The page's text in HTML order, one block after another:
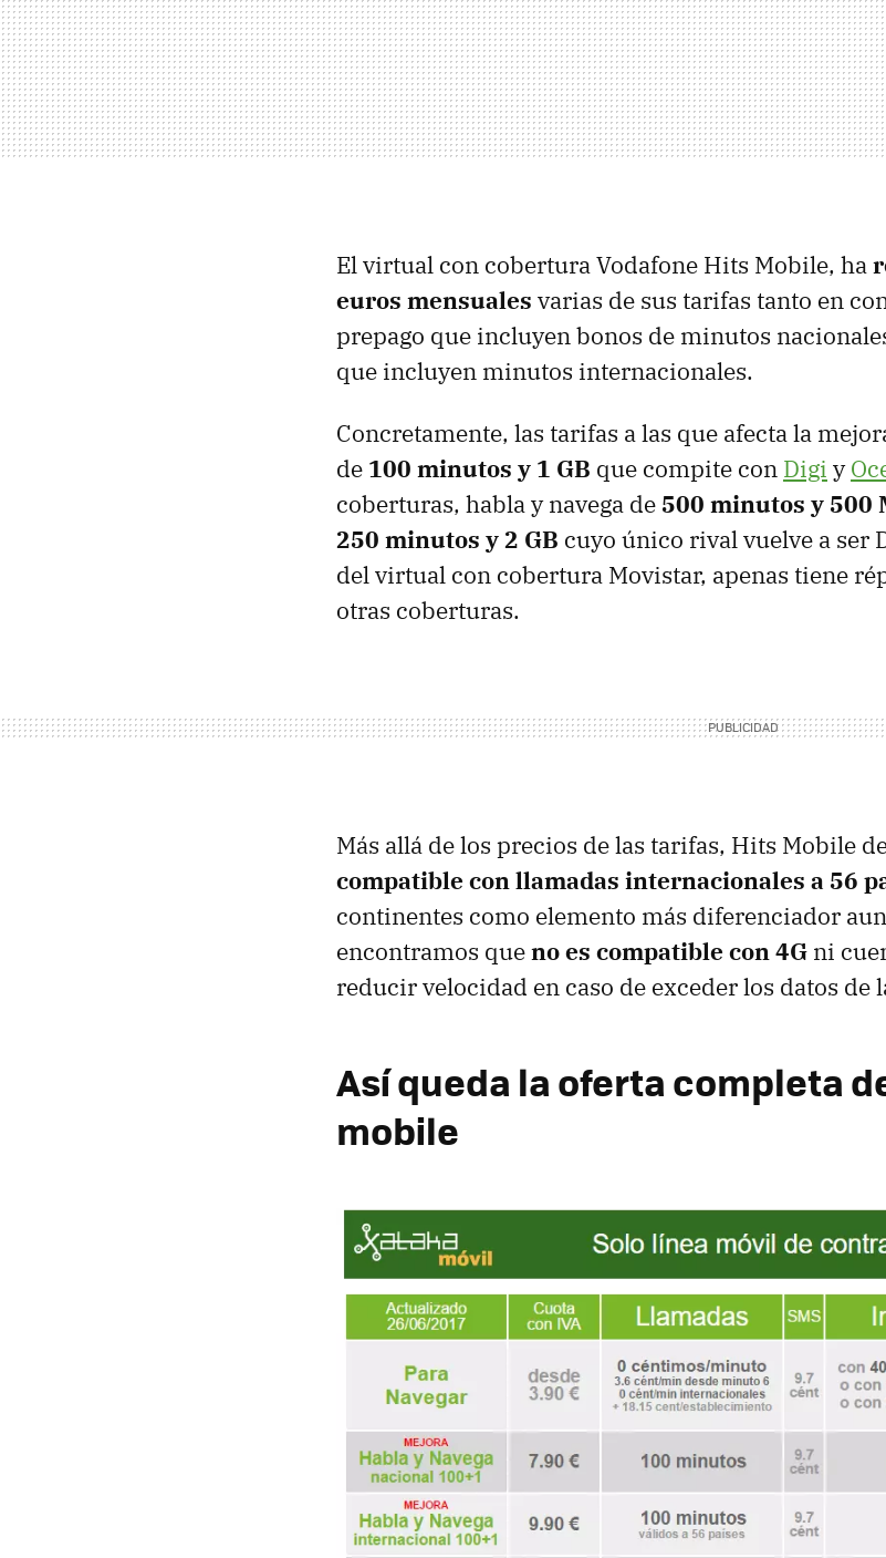
El virtual con cobertura Vodafone Hits Mobile, ha
euros mensuales varias de sus tarifas tanto en
prepago que incluyen bonos de minutos
que incluyen minutos internacionales.
Concretamente, las tarifas a las que afecta la
de 100 minutos y 1 GB que compite con Digi y
coberturas, habla y navega de 500 minutos y 500
250 minutos y 2 GB cuyo único rival vuelve a ser
del virtual con cobertura Movistar, apenas tiene
otras coberturas.
Más allá de los precios de las tarifas, Hits Mobile
compatible con llamadas internacionales a 56
continentes como elemento más diferenciador
encontramos queno es compatible con 4G ni
reducir velocidad en caso de exceder los datos de
Así queda la oferta completa
mobile